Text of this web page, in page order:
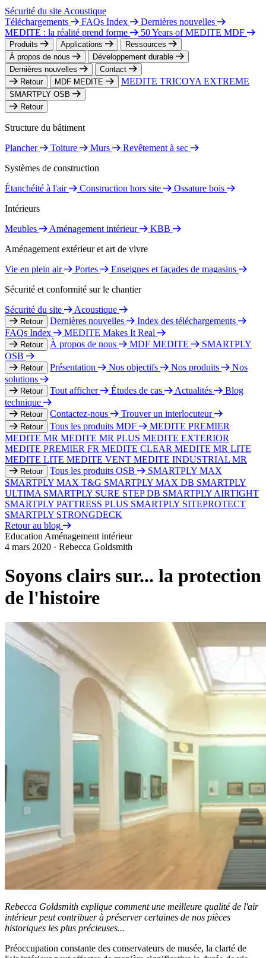
Sécurité du site Acoustique
Téléchargements
FAQs Index
Dernières nouvelles
MEDITE : la réalité prend forme
50 Years of MEDITE MDF
Produits Applications
Ressources
À propos de nous
Développement durable
Dernières nouvelles
Contact
Retour
MDF MEDITE MEDITE TRICOYA EXTREME
SMARTPLY OSB
Retour
Structure du bâtiment
Plancher
Toiture Murs
Revêtement à sec
Systèmes de construction
Étanchéité à l'air
Construction hors site
Ossature bois
Intérieurs
Meubles
Aménagement intérieur
KBB
Aménagement extérieur et art de vivre
Vie en plein air
Portes
Enseignes et façades de magasins
Sécurité et conformité sur le chantier
Sécurité du site
Acoustique
Retour Dernières nouvelles
Index des téléchargements
FAQs Index
MEDITE Makes It Real
Retour À propos de nous MDF MEDITE
SMARTPLY
OSB
Retour Présentation Nos objectifs Nos produits
Nos
solutions
Retour Tout afficher Études de cas Actualités
Blog
technique
Retour Contactez-nous Trouver un interlocuteur
Retour Tous les produits MDF
MEDITE PREMIER
MEDITE MR MEDITE MR PLUS MEDITE EXTERIOR
MEDITE PREMIER FR MEDITE CLEAR MEDITE MR LITE
MEDITE LITE MEDITE VENT MEDITE INDUSTRIAL MR
Retour Tous les produits OSB
SMARTPLY MAX
SMARTPLY MAX T&G SMARTPLY MAX DB SMARTPLY
ULTIMA SMARTPLY SURE STEP DB SMARTPLY AIRTIGHT
SMARTPLY PATTRESS PLUS SMARTPLY SITEPROTECT
SMARTPLY STRONGDECK
Retour au blog
Education Aménagement intérieur
4 mars 2020 · Rebecca Goldsmith
Soyons clairs sur... la protection
de l'histoire
Rebecca Goldsmith explique comment une meilleure qualité de l'air
intérieur peut contribuer à préserver certaines de nos pièces
historiques les plus précieuses...
Préoccupation constante des conservateurs de musée, la clarté de